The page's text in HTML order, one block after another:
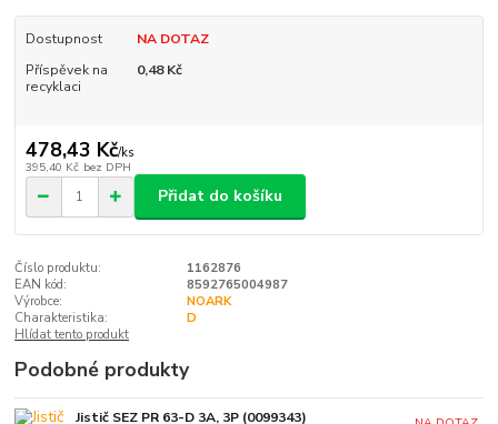
Dostupnost
NA DOTAZ
Příspěvek na
recyklaci
0,48 Kč
478,43 Kč/ks
395,40 Kč bez DPH
Přidat do košíku
Číslo produktu:
1162876
EAN kód:
8592765004987
Výrobce:
NOARK
Charakteristika:
D
Hlídat tento produkt
Podobné produkty
Jistič SEZ PR 63-D 3A, 3P (0099343)